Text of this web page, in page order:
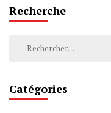
Recherche
Rechercher :
Catégories